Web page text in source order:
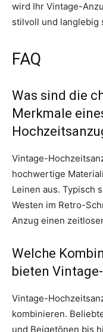
wird Ihr Vintage-
stilvoll und langlebig
FAQ
Was sind die
Merkmale
Vintage-
hochwertige
Leinen aus. Typisch
Westen im Retro-
Anzug einen
Welche
bieten
Vintage-
kombinieren.
und Beigetönen bis